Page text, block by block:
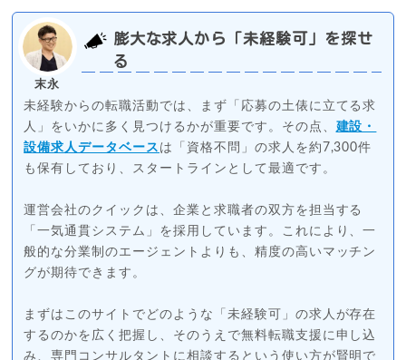
末永
膨大な求人から「未経験可」を探せ
る
未経験からの転職活動では、まず「応募の土俵に立てる求
人」をいかに多く見つけるかが重要です。その点、 建設・
設備求人データベース は「資格不問」の求人を約7,300件
も保有しており、スタートラインとして最適です。
運営会社のクイックは、企業と求職者の双方を担当する
「一気通貫システム」を採用しています。これにより、一
般的な分業制のエージェントよりも、精度の高いマッチン
グが期待できます。
まずはこのサイトでどのような「未経験可」の求人が存在
するのかを広く把握し、そのうえで無料転職支援に申し込
み、専門コンサルタントに相談するという使い方が賢明で